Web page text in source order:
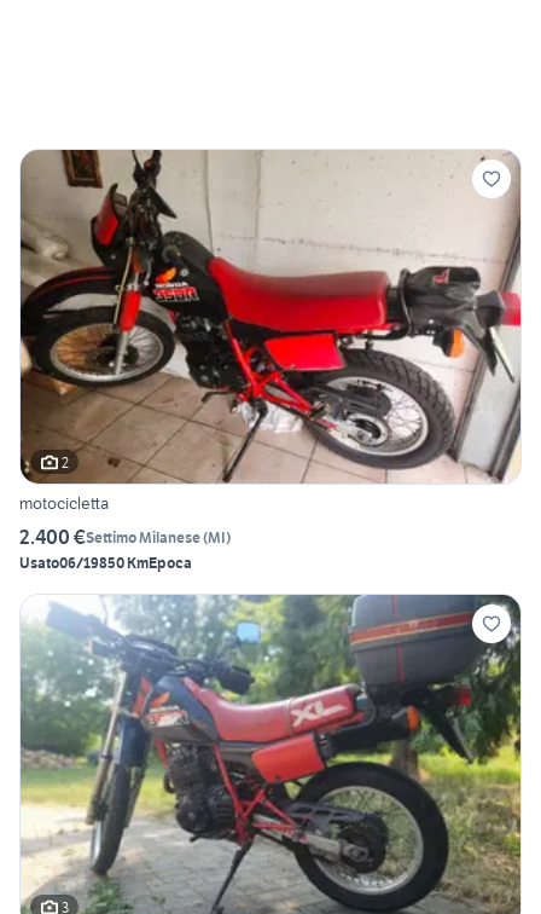
2
motocicletta
2.400 €Settimo Milanese(MI)
Usato06/19850 KmEpoca
3